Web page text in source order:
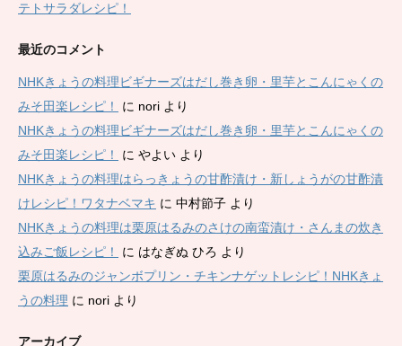
テトサラダレシピ！
最近のコメント
NHKきょうの料理ビギナーズはだし巻き卵・里芋とこんにゃくの
みそ田楽レシピ！
に nori より
NHKきょうの料理ビギナーズはだし巻き卵・里芋とこんにゃくの
みそ田楽レシピ！
に やよい より
NHKきょうの料理はらっきょうの甘酢漬け・新しょうがの甘酢漬
けレシピ！ワタナベマキ に 中村節子 より
NHKきょうの料理は栗原はるみのさけの南蛮漬け・さんまの炊き
込みご飯レシピ！
に はなぎぬ ひろ より
栗原はるみのジャンボプリン・チキンナゲットレシピ！NHKきょ
うの料理 に nori より
アーカイブ